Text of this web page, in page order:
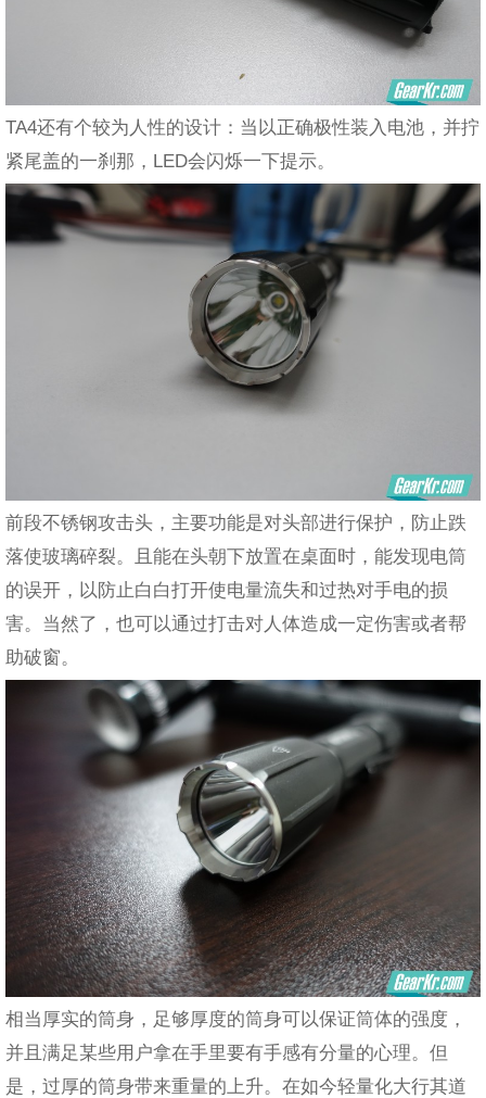
TA4还有个较为人性的设计：当以正确极性装入电池，并拧
紧尾盖的一刹那，LED会闪烁一下提示。
前段不锈钢攻击头，主要功能是对头部进行保护，防止跌
落使玻璃碎裂。且能在头朝下放置在桌面时，能发现电筒
的误开，以防止白白打开使电量流失和过热对手电的损
害。当然了，也可以通过打击对人体造成一定伤害或者帮
助破窗。
相当厚实的筒身，足够厚度的筒身可以保证筒体的强度，
并且满足某些用户拿在手里要有手感有分量的心理。但
是，过厚的筒身带来重量的上升。在如今轻量化大行其道